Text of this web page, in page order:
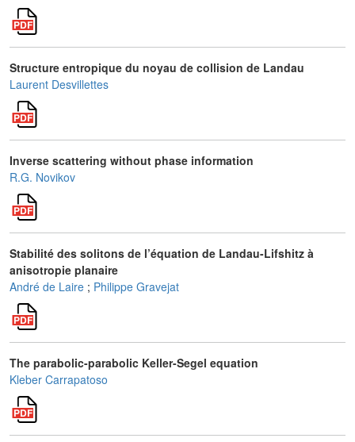
Structure entropique du noyau de collision de Landau
Laurent Desvillettes
Inverse scattering without phase information
R.G. Novikov
Stabilité des solitons de l’équation de Landau-Lifshitz à
anisotropie planaire
André de Laire ; Philippe Gravejat
The parabolic-parabolic Keller-Segel equation
Kleber Carrapatoso